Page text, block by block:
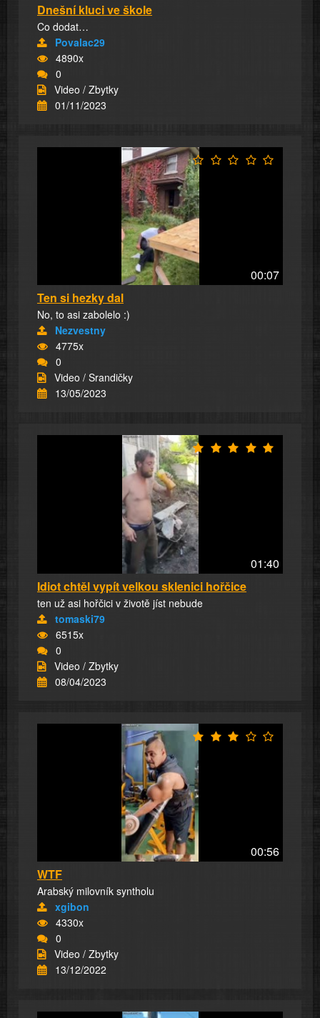
Dnešní kluci ve škole
Co dodat…
Povalac29
4890x
0
Video / Zbytky
01/11/2023
00:07
Ten si hezky dal
No, to asi zabolelo :)
Nezvestny
4775x
0
Video / Srandičky
13/05/2023
01:40
Idiot chtěl vypít velkou sklenici hořčice
ten už asi hořčici v životě jíst nebude
tomaski79
6515x
0
Video / Zbytky
08/04/2023
00:56
WTF
Arabský milovník syntholu
xgibon
4330x
0
Video / Zbytky
13/12/2022